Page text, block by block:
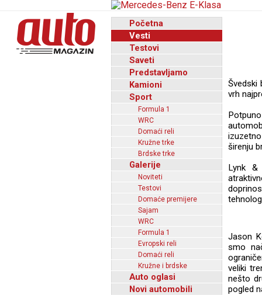
Početna
Vesti
Testovi
Saveti
Predstavljamo
Kamioni
Sport
Formula 1
WRC
Domaći reli
Kružne trke
Brdske trke
Galerije
Noviteti
Testovi
Domaće premijere
Sajam
WRC
Formula 1
Evropski reli
Domaći reli
Kružne i brdske
Auto oglasi
Novi automobili
Švedski
vrh
širenju
Lynk &
Jason
smo
veliki
nešto
pogled